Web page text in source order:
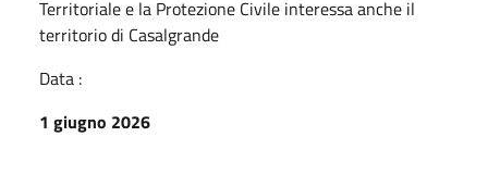
Territoriale e la Protezione Civile interessa anche il
territorio di Casalgrande
Data :
1 giugno 2026